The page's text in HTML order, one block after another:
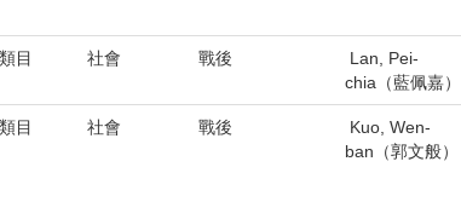
目
社會 戰後
Lan, Pei-
chia（藍佩嘉）
目
社會 戰後
Kuo, Wen-
ban（郭文般）